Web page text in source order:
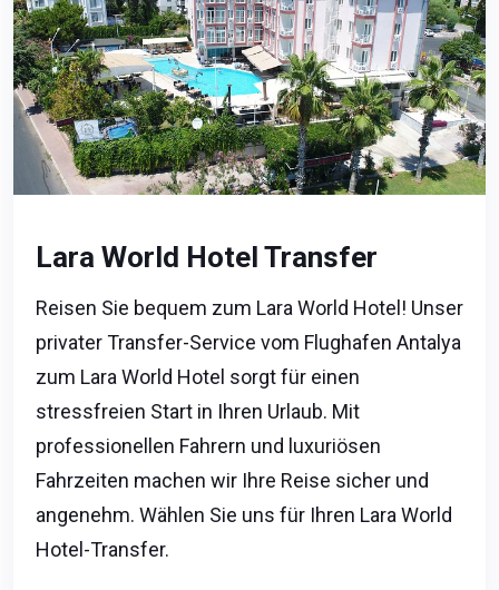
Lara World Hotel Transfer
Reisen Sie bequem zum Lara World Hotel! Unser
privater Transfer-Service vom Flughafen Antalya
zum Lara World Hotel sorgt für einen
stressfreien Start in Ihren Urlaub. Mit
professionellen Fahrern und luxuriösen
Fahrzeiten machen wir Ihre Reise sicher und
angenehm. Wählen Sie uns für Ihren Lara World
Hotel-Transfer.